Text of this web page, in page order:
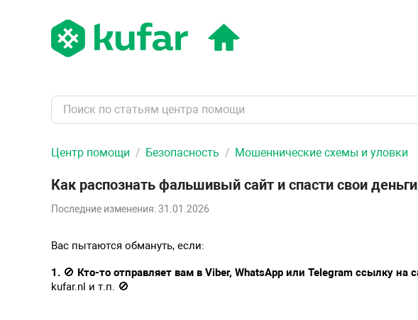
Центр помощи Безопасность Мошеннические схемы и уловки
Как распознать фальшивый сайт и спасти свои деньги
Последние изменения: 31.01.2026
Вас пытаются обмануть, если:
1. 🚫 Кто-то отправляет вам в Viber, WhatsApp или Telegram ссылку на
kufar.nl и т.п. 🚫